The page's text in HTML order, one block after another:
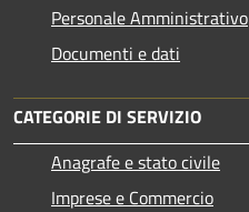
Personale Amministrativo
Documenti e dati
CATEGORIE DI SERVIZIO
Anagrafe e stato civile
Imprese e Commercio